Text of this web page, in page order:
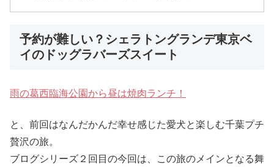
予約が難しい？シェラトングランデ東京ベ
イのドッグラバーズスイート
雨の葛西臨海公園から昼は焼肉ランチ！
と、前回はなんだかんだ幸せ感じた愛犬と楽しむ千葉プチ
贅沢の旅。
ブログシリーズ２回目の今回は、この旅のメインとなる舞